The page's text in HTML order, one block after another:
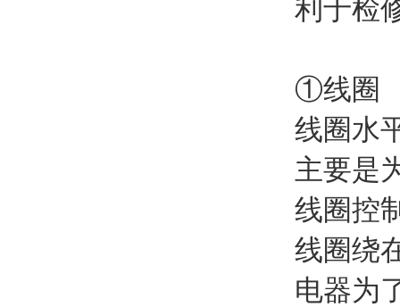
利于检
①线圈
线圈水
主要是
线圈控
线圈绕
电器为